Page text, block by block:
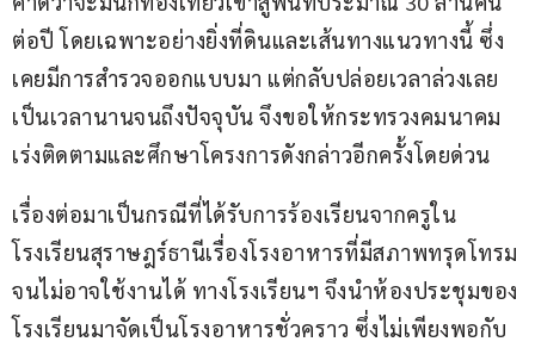
ต่อปี โดยเฉพาะอย่างยิ่งที่ดินและเส้นทางแนวทางนี้ ซึ่ง
เคยมีการสำรวจออกแบบมา แต่กลับปล่อยเวลาล่วงเลย
เป็นเวลานานจนถึงปัจจุบัน จึงขอให้กระทรวงคมนาคม
เร่งติดตามและศึกษาโครงการดังกล่าวอีกครั้งโดยด่วน
เรื่องต่อมาเป็นกรณีที่ได้รับการร้องเรียนจากครูใน
โรงเรียนสุราษฎร์ธานีเรื่องโรงอาหารที่มีสภาพทรุดโทรม
จนไม่อาจใช้งานได้ ทางโรงเรียนฯ จึงนำห้องประชุมของ
โรงเรียนมาจัดเป็นโรงอาหารชั่วคราว ซึ่งไม่เพียงพอกับ